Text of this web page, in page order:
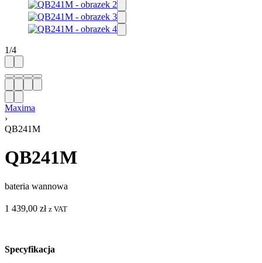
1/4
Maxima
›
QB241M
QB241M
bateria wannowa
1 439,00 zł z VAT
Specyfikacja